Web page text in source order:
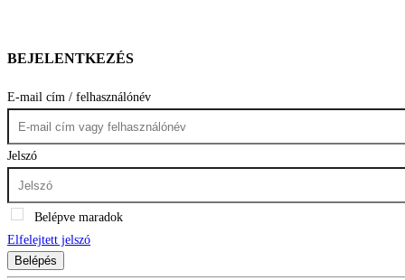
BEJELENTKEZÉS
E-mail cím / felhasználónév
Jelszó
Belépve maradok
Elfelejtett jelszó
Belépés